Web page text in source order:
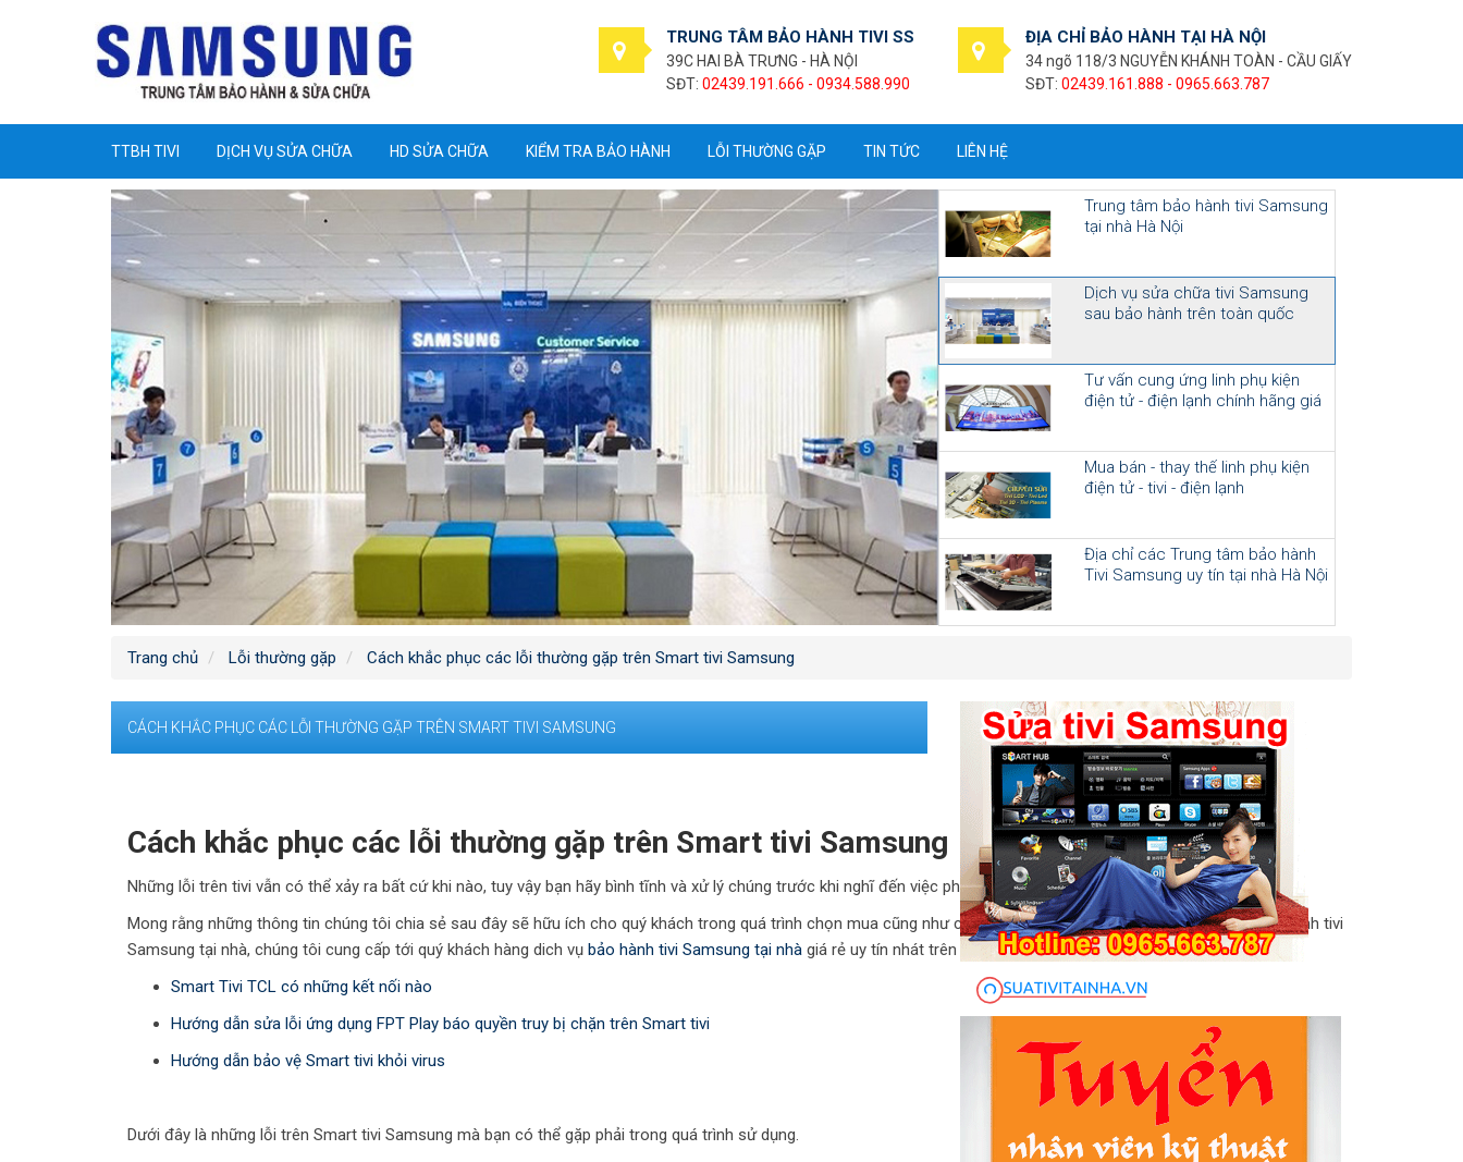
TRUNG TÂM BẢO HÀNH TIVI SS
39C HAI BÀ TRƯNG - HÀ NỘI
SĐT: 02439.191.666 - 0934.588.990
ĐỊA CHỈ BẢO HÀNH TẠI HÀ NỘI
34 ngõ 118/3 NGUYỄN KHÁNH TOÀN - CẦU GIẤY
SĐT: 02439.161.888 - 0965.663.787
TTBH TIVI DỊCH VỤ SỬA CHỮA HD SỬA CHỮA KIỂM TRA BẢO HÀNH LỖI THƯỜNG GẶP TIN TỨC LIÊN HỆ
Trung tâm bảo hành tivi Samsung
tại nhà Hà Nội
Dịch vụ sửa chữa tivi Samsung
sau bảo hành trên toàn quốc
Tư vấn cung ứng linh phụ kiện
điện tử - điện lạnh chính hãng giá
Mua bán - thay thế linh phụ kiện
điện tử - tivi - điện lạnh
Địa chỉ các Trung tâm bảo hành
Tivi Samsung uy tín tại nhà Hà Nội
Trang chủ Lỗi thường gặp Cách khắc phục các lỗi thường gặp trên Smart tivi Samsung
CÁCH KHẮC PHỤC CÁC LỖI THƯỜNG GẶP TRÊN SMART TIVI SAMSUNG
Cách khắc phục các lỗi thường gặp trên Smart tivi Samsung
Những lỗi trên tivi vẫn có thể xảy ra bất cứ khi nào, tuy vậy bạn hãy bình tĩnh và xử lý chúng trước khi nghĩ đến việc phải mang ra cửa hàng để sửa chữa nhé.
Mong rằng những thông tin chúng tôi chia sẻ sau đây sẽ hữu ích cho quý khách trong quá trình chọn mua cũng như chăm sóc chiếc tivi của gia đình mình. Để bảo hành tivi
Samsung tại nhà, chúng tôi cung cấp tới quý khách hàng dich vụ bảo hành tivi Samsung tại nhà giá rẻ uy tín nhát trên thành phố Hà Nội.
Smart Tivi TCL có những kết nối nào
Hướng dẫn sửa lỗi ứng dụng FPT Play báo quyền truy bị chặn trên Smart tivi
Hướng dẫn bảo vệ Smart tivi khỏi virus
Dưới đây là những lỗi trên Smart tivi Samsung mà bạn có thể gặp phải trong quá trình sử dụng.